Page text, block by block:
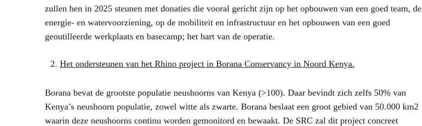
zullen hen in 2025 steunen met donaties die vooral gericht zijn op het opbouwen van een goed team, de
energie- en watervoorziening, op de mobiliteit en infrastructuur en het opbouwen van een goed
geoutilleerde werkplaats en basecamp; het hart van de operatie.
Het ondersteunen van het Rhino project in Borana Conservancy in Noord Kenya.
Borana bevat de grootste populatie neushoorns van Kenya (>100). Daar bevindt zich zelfs 50% van
Kenya’s neushoorn populatie, zowel witte als zwarte. Borana beslaat een groot gebied van 50.000 km2
waarin deze neushoorns continu worden gemonitord en bewaakt. De SRC zal dit project concreet